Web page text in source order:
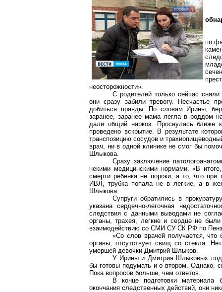
по
неосторожности».
С родителей только сейчас
они сразу забили тревогу. Несчастье
добиться правды. По словам Ирины,
заранее, заранее мама легла в роддом
дали общий наркоз. Проснулась ближе
проведено вскрытие. В результате
транспозицию сосудов и
врач, ни в одной клинике не смог бы
Шлыкова.
Сразу заключение
некими медицинскими нормами. «В
смерти ребенка не пороки, а то, что при
ИВЛ, трубка попала не в легкие, а в
Шлыкова.
Супруги обратились в
указана сердечно-легочная
следствия с данными выводами не
органы, трахея, легкие и сердце не
взаимодействию со СМИ СУ СК РФ по
«Со слов врачей получается, что
органы, отсутствует свищ со стекла.
умершей девочки Дмитрий Шлыков.
У Ирины и Дмитрия Шлыковых
бы готовы подумать и о втором. Однако,
Пока вопросов больше, чем ответов.
В конце подготовки
окончания следственных действий, они